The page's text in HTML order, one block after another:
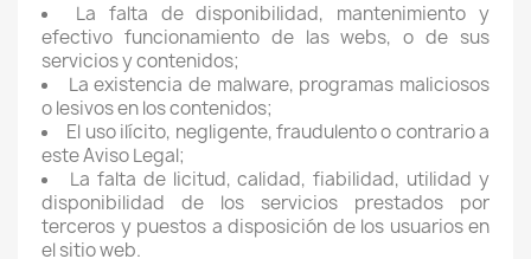
La falta de disponibilidad, mantenimiento y
efectivo funcionamiento de las webs, o de sus
servicios y contenidos;
La existencia de malware, programas maliciosos
o lesivos en los contenidos;
El uso ilícito, negligente, fraudulento o contrario a
este Aviso Legal;
La falta de licitud, calidad, fiabilidad, utilidad y
disponibilidad de los servicios prestados por
terceros y puestos a disposición de los usuarios en
el sitio web.